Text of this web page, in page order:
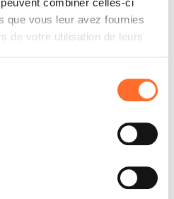
combiner celles-ci
que vous leur avez fournies
de votre utilisation de leurs